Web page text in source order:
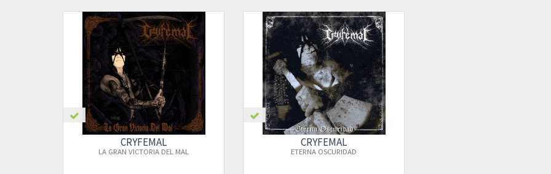
CRYFEMAL
LA GRAN VICTORIA DEL MAL
CRYFEMAL
ETERNA OSCURIDAD